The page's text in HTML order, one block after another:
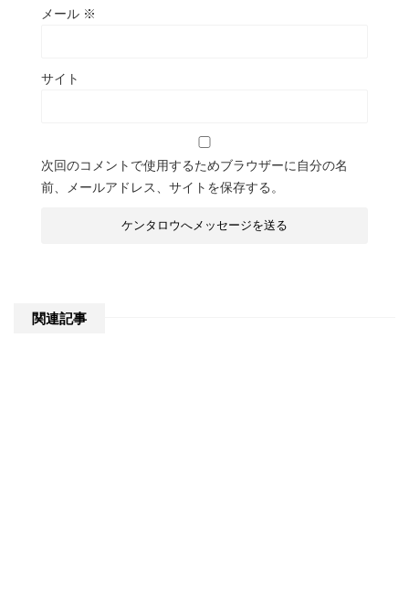
メール ※
サイト
次回のコメントで使用するためブラウザーに自分の名
前、メールアドレス、サイトを保存する。
関連記事